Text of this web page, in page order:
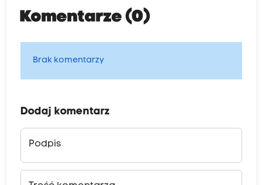
Komentarze (0)
Brak komentarzy
Dodaj komentarz
Podpis